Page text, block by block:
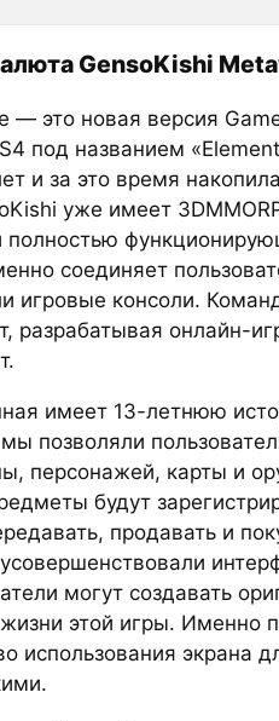
GensoKishi
— это новая версия
под названием
и за это время
уже имеет
полностью
соединяет
игровые консоли.
онлайн-
имеет 13-летнюю
позволяли
персонажей, карты и
будут
продавать и
могут создавать
этой игры. Именно
использования экрана